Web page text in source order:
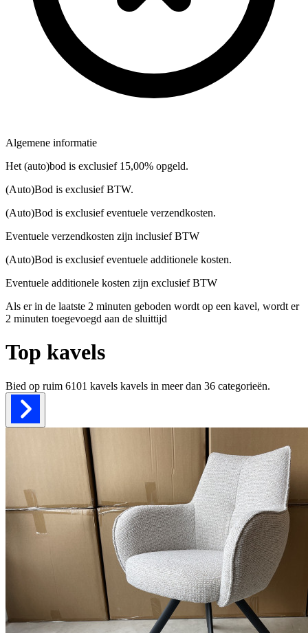
Algemene informatie
Het (auto)bod is exclusief 15,00% opgeld.
(Auto)Bod is exclusief BTW.
(Auto)Bod is exclusief eventuele verzendkosten.
Eventuele verzendkosten zijn inclusief BTW
(Auto)Bod is exclusief eventuele additionele kosten.
Eventuele additionele kosten zijn exclusief BTW
Als er in de laatste 2 minuten geboden wordt op een kavel, wordt er
2 minuten toegevoegd aan de sluittijd
Top kavels
Bied op ruim 6101 kavels kavels in meer dan 36 categorieën.